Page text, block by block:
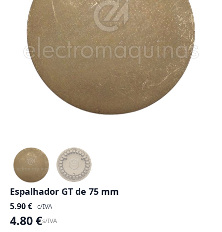
Espalhador GT de 75 mm
5.90€ c/IVA
4.80€s/IVA